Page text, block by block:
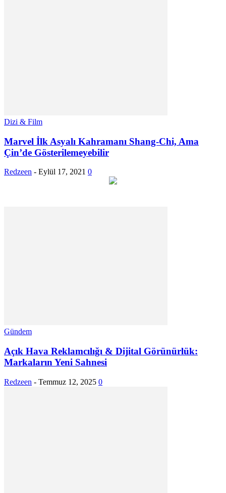
Dizi & Film
Marvel İlk Asyalı Kahramanı Shang-Chi, Ama
Çin’de Gösterilemeyebilir
Redzeen - Eylül 17, 2021 0
Gündem
Açık Hava Reklamcılığı & Dijital Görünürlük:
Markaların Yeni Sahnesi
Redzeen - Temmuz 12, 2025 0